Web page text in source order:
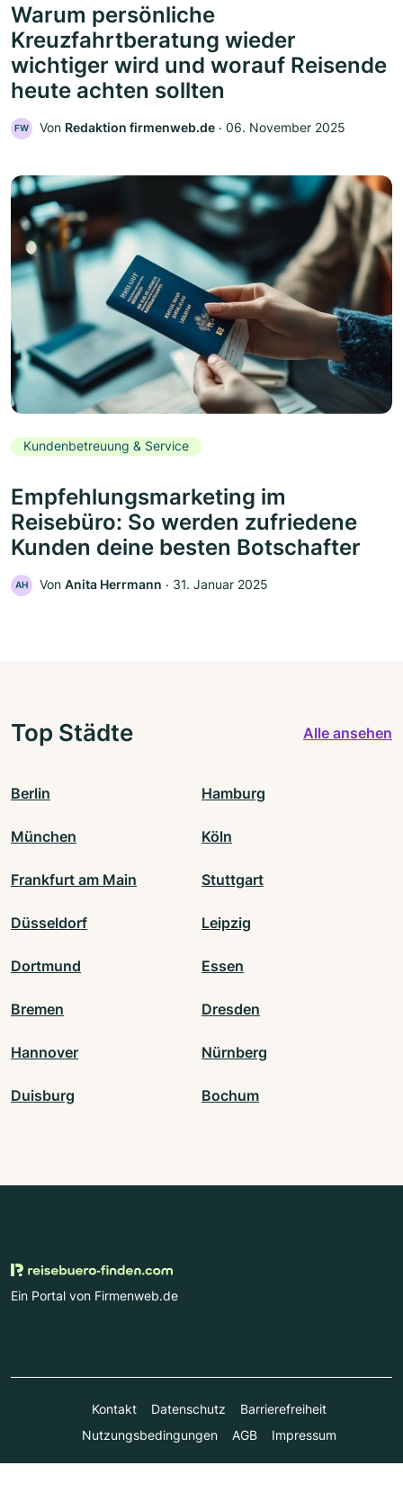
Warum persönliche
Kreuzfahrtberatung wieder
wichtiger wird und worauf Reisende
heute achten sollten
FW Von Redaktion firmenweb.de ‧ 06. November 2025
Kundenbetreuung & Service
Empfehlungsmarketing im
Reisebüro: So werden zufriedene
Kunden deine besten Botschafter
AH Von Anita Herrmann ‧ 31. Januar 2025
Top Städte Alle ansehen
Berlin Hamburg
München Köln
Frankfurt am Main Stuttgart
Düsseldorf Leipzig
Dortmund Essen
Bremen Dresden
Hannover Nürnberg
Duisburg Bochum
Ein Portal von Firmenweb.de
Kontakt Datenschutz
Barrierefreiheit
Nutzungsbedingungen
AGB Impressum